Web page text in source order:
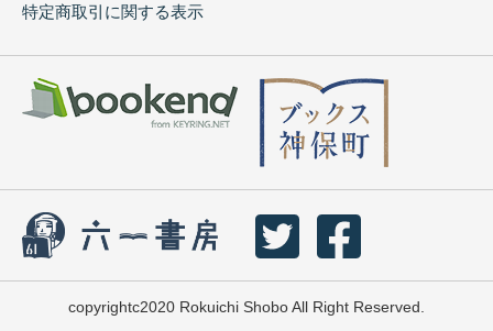
特定商取引に関する表示
copyrightc2020 Rokuichi Shobo All Right Reserved.